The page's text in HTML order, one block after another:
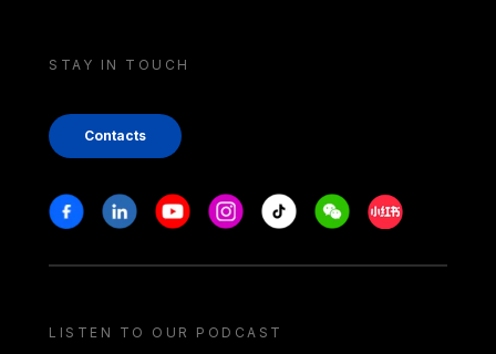
STAY IN TOUCH
Contacts
Stay in touch
FacebookLinkedinYoutubeInstagram
Tiktok WeechatXiaohongshu/
LISTEN TO OUR PODCAST